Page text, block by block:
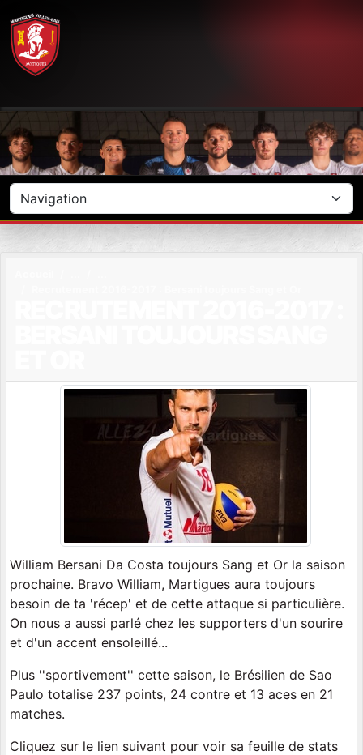
William Bersani Da Costa toujours Sang et Or la saison
prochaine. Bravo William, Martigues aura toujours
besoin de ta 'récep' et de cette attaque si particulière.
On nous a aussi parlé chez les supporters d'un sourire
et d'un accent ensoleillé...
Plus ''sportivement'' cette saison, le Brésilien de Sao
Paulo totalise 237 points, 24 contre et 13 aces en 21
matches.
Cliquez sur le lien suivant pour voir sa feuille de stats
Panneau de gestion des cookies